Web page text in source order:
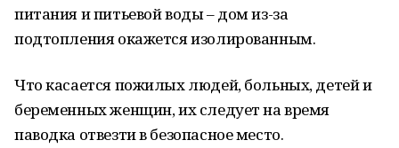
питания и питьевой воды – дом из­-за
подтопления окажется изолированным.
Что касается пожилых людей, больных, детей и
беременных женщин, их следует на время
паводка отвезти в безопасное место.